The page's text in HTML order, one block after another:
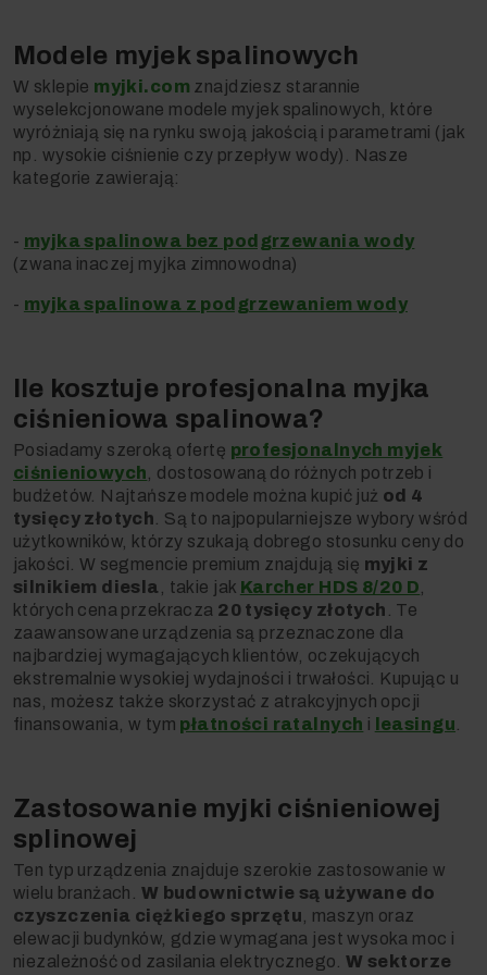
Modele myjek spalinowych
W sklepie myjki.com znajdziesz starannie
wyselekcjonowane modele myjek spalinowych, które
wyróżniają się na rynku swoją jakością i parametrami (jak
np. wysokie ciśnienie czy przepływ wody). Nasze
kategorie zawierają:
- myjka spalinowa bez podgrzewania wody
(zwana inaczej myjka zimnowodna)
- myjka spalinowa z podgrzewaniem wody
Ile kosztuje profesjonalna myjka
ciśnieniowa spalinowa?
Posiadamy szeroką ofertę profesjonalnych myjek
ciśnieniowych , dostosowaną do różnych potrzeb i
budżetów. Najtańsze modele można kupić już od 4
tysięcy złotych . Są to najpopularniejsze wybory wśród
użytkowników, którzy szukają dobrego stosunku ceny do
jakości. W segmencie premium znajdują się myjki z
silnikiem diesla
, takie jak Karcher HDS 8/20 D
których cena przekracza 20 tysięcy złotych . Te
zaawansowane urządzenia są przeznaczone dla
najbardziej wymagających klientów, oczekujących
ekstremalnie wysokiej wydajności i trwałości. Kupując u
nas, możesz także skorzystać z atrakcyjnych opcji
finansowania, w tym płatności ratalnych i leasingu
Zastosowanie myjki ciśnieniowej
splinowej
Ten typ urządzenia znajduje szerokie zastosowanie w
wielu branżach. W budownictwie są używane do
czyszczenia ciężkiego sprzętu , maszyn oraz
elewacji budynków, gdzie wymagana jest wysoka moc i
niezależność od zasilania elektrycznego.W sektorze